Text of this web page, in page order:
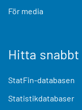
För media
Hitta snabbt
StatFin-databasen
Statistikdatabaser